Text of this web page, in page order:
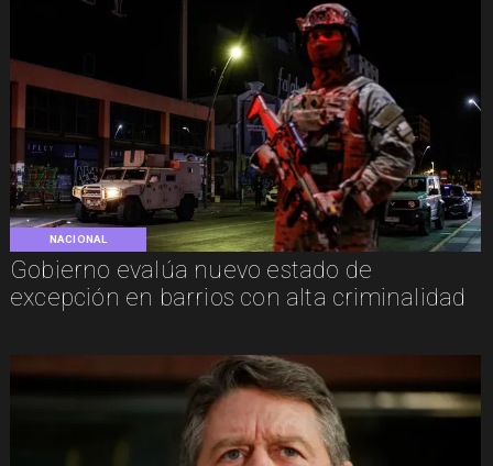
NACIONAL
Gobierno evalúa nuevo estado de
excepción en barrios con alta criminalidad